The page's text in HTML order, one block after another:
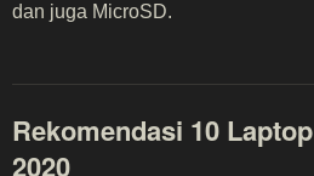
dan juga MicroSD.
Rekomendasi 10
2020